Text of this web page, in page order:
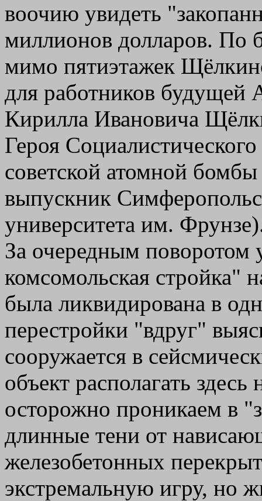
воочию увидеть
миллионов долларов. По
мимо пятиэтажек
для работников будущей
Кирилла Ивановича
Героя
советской атомной
выпускник
университета им.
За очередным поворотом
комсомольская стройка"
была ликвидирована в
перестройки "вдруг"
сооружается в
объект располагать
осторожно проникаем в
длинные тени от
железобетонных
экстремальную игру, но